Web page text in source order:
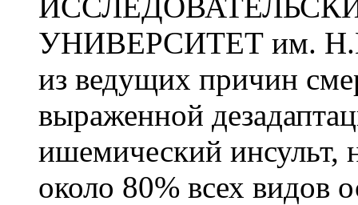
УНИВЕРСИТЕТ им.
из ведущих причин
выраженной
ишемический инсульт,
около 80% всех видов